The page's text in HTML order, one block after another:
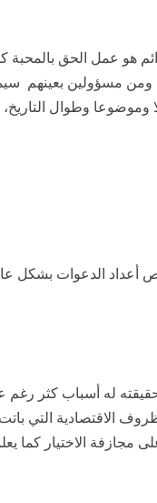
هو عمل الحق بالمحبة
مسؤولين بعينهم
وطوال
له أسباب كثر رغم
الاقتصادية التي
مجازفة الاختيار